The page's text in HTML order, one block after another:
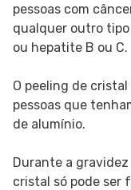
pessoas com
qualquer outro tipo
ou hepatite B ou C.
O peeling de
pessoas que
de alumínio.
Durante a
cristal só pode ser